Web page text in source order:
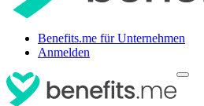
Benefits.me für Unternehmen
Anmelden